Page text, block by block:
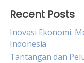
Recent Posts
Inovasi Ekonomi:
Indonesia
Tantangan dan